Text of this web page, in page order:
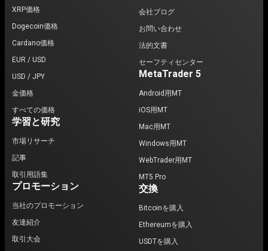
XRP価格
Dogecoin価格
Cardano価格
EUR / USD
USD / JPY
金価格
すべての価格
学習と研究
市場リサーチ
記事
取引用語集
プロモーション
当社のプロモーション
友達紹介
取引大会
会社ブログ
お問い合わせ
法的文書
セーフティセンター
MetaTrader 5
Android用MT
iOS用MT
Mac用MT
Windows用MT
WebTrader用MT
MT5 Pro
交換
Bitcoinを購入
Ethereumを購入
USDTを購入